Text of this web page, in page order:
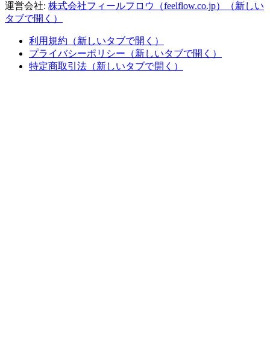
運営会社: 株式会社フィールフロウ（feelflow.co.jp）
（新しい
タブで開く）
利用規約 （新しいタブで開く）
プライバシーポリシー （新しいタブで開く）
特定商取引法 （新しいタブで開く）